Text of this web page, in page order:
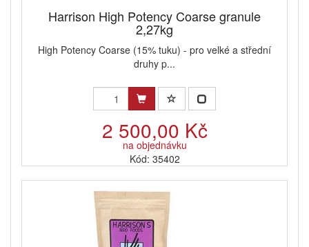
Harrison High Potency Coarse granule
2,27kg
High Potency Coarse (15% tuku) - pro velké a střední
druhy p...
2 500,00 Kč
na objednávku
Kód: 35402